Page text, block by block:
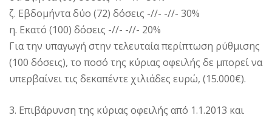
ζ. Εβδομήντα δύο (72) δόσεις -//- -//- 30%
η. Εκατό (100) δόσεις -//- -//- 20%
Για την υπαγωγή στην τελευταία περίπτωση ρύθμισης
(100 δόσεις), το ποσό της κύριας οφειλής δε μπορεί να
υπερβαίνει τις δεκαπέντε χιλιάδες ευρώ, (15.000€).
3. Επιβάρυνση της κύριας οφειλής από 1.1.2013 και